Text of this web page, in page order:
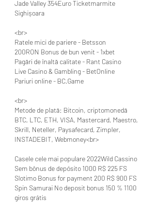
Jade Valley 354Euro Ticketmarmite
Sighișoara
<br>
Ratele mici de pariere - Betsson
200RON Bonus de bun venit - 1xbet
Pagări de înaltă calitate - Rant Casino
Live Casino & Gambling - BetOnline
Pariuri online - BC.Game
<br>
Metode de plată: Bitcoin, criptomonedă
BTC, LTC, ETH, VISA, Mastercard, Maestro,
Skrill, Neteller, Paysafecard, Zimpler,
INSTADEBIT, Webmoney<br>
Casele cele mai populare 2022Wild Cassino
Sem bônus de depósito 1000 R$ 225 FS
Slotimo Bonus for payment 200 R$ 900 FS
Spin Samurai No deposit bonus 150 % 1100
giros grátis